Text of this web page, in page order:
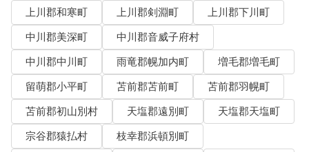
上川郡和寒町
上川郡剣淵町
上川郡下川町
中川郡美深町
中川郡音威子府村
中川郡中川町
雨竜郡幌加内町
増毛郡増毛町
留萌郡小平町
苫前郡苫前町
苫前郡羽幌町
苫前郡初山別村
天塩郡遠別町
天塩郡天塩町
宗谷郡猿払村
枝幸郡浜頓別町